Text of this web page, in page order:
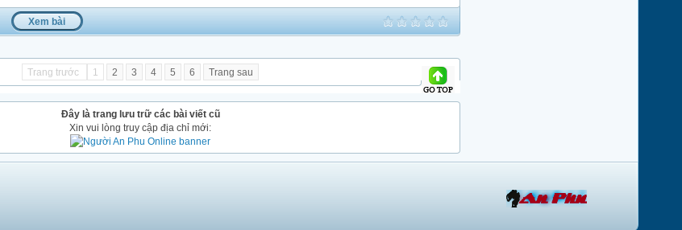
Xem bài
Trang trước 1 2 3 4 5 6 Trang sau
Đây là trang lưu trữ các bài viết cũ
Xin vui lòng truy cập địa chỉ mới: